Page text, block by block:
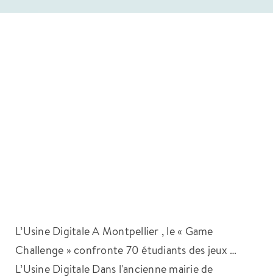
L’Usine Digitale A Montpellier , le « Game
Challenge » confronte 70 étudiants des jeux …
L’Usine Digitale Dans l'ancienne mairie de